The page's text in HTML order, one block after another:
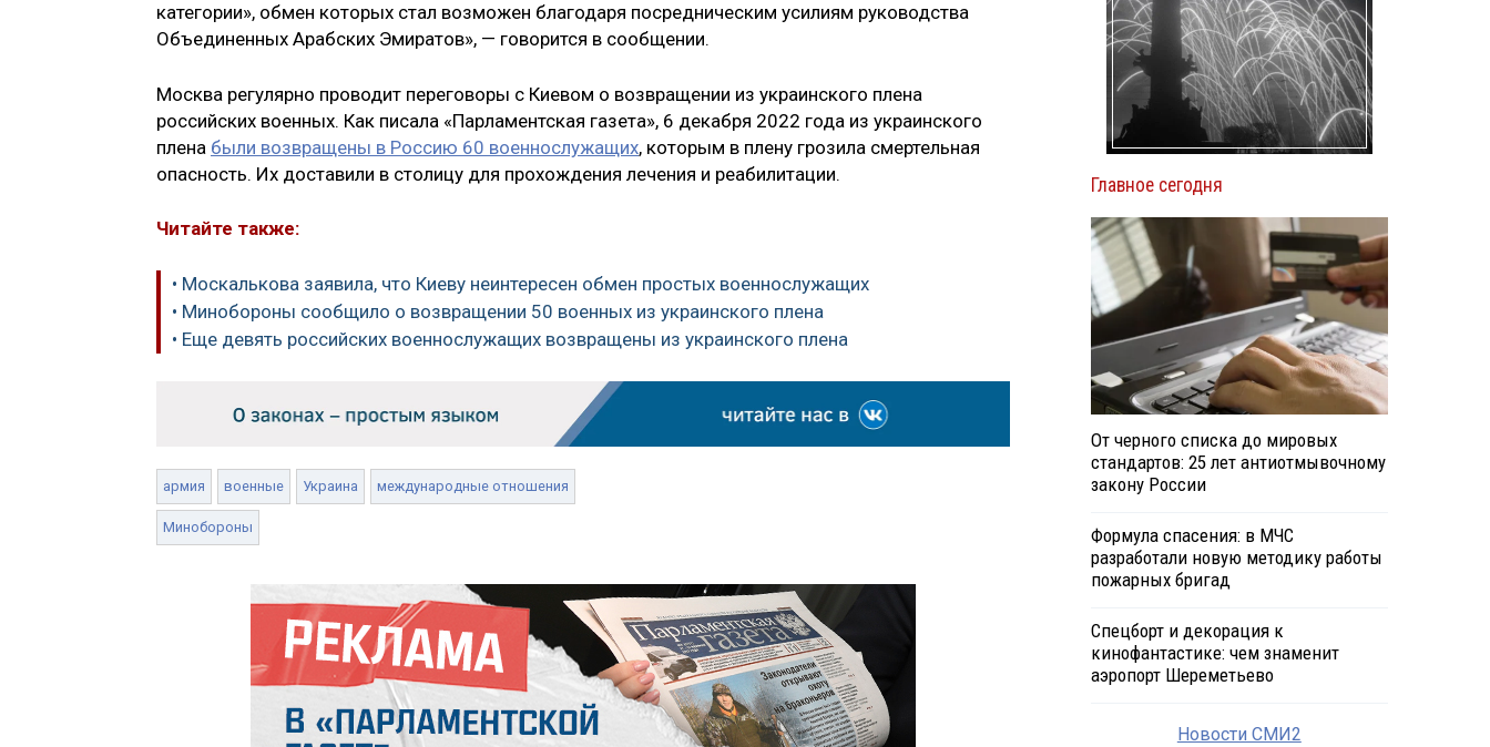
категории», обмен которых стал возможен благодаря посредническим усилиям руководства
Объединенных Арабских Эмиратов», — говорится в сообщении.
Москва регулярно проводит переговоры с Киевом о возвращении из украинского плена
российских военных. Как писала «Парламентская газета», 6 декабря 2022 года из украинского
плена были возвращены в Россию 60 военнослужащих, которым в плену грозила смертельная
опасность. Их доставили в столицу для прохождения лечения и реабилитации.
Читайте также:
• Москалькова заявила, что Киеву неинтересен обмен простых военнослужащих
• Минобороны сообщило о возвращении 50 военных из украинского плена
• Еще девять российских военнослужащих возвращены из украинского плена
армия военные Украина международные отношения
Минобороны
Главное сегодня
От черного списка до мировых
стандартов: 25 лет антиотмывочному
закону России
Формула спасения: в МЧС
разработали новую методику работы
пожарных бригад
Спецборт и декорация к
кинофантастике: чем знаменит
аэропорт Шереметьево
Новости СМИ2